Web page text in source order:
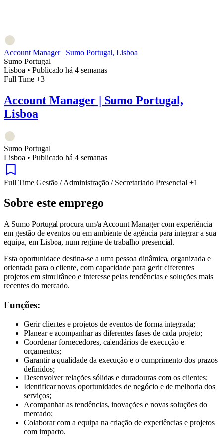
Account Manager | Sumo Portugal, Lisboa
Sumo Portugal
Lisboa • Publicado há 4 semanas
Full Time +3
Account Manager | Sumo Portugal,
Lisboa
Sumo Portugal
Lisboa • Publicado há 4 semanas
Full Time Gestão / Administração / Secretariado Presencial +1
Sobre este emprego
A Sumo Portugal procura um/a Account Manager com experiência
em gestão de eventos ou em ambiente de agência para integrar a sua
equipa, em Lisboa, num regime de trabalho presencial.
Esta oportunidade destina-se a uma pessoa dinâmica, organizada e
orientada para o cliente, com capacidade para gerir diferentes
projetos em simultâneo e interesse pelas tendências e soluções mais
recentes do mercado.
Funções:
Gerir clientes e projetos de eventos de forma integrada;
Planear e acompanhar as diferentes fases de cada projeto;
Coordenar fornecedores, calendários de execução e
orçamentos;
Garantir a qualidade da execução e o cumprimento dos prazos
definidos;
Desenvolver relações sólidas e duradouras com os clientes;
Identificar novas oportunidades de negócio e de melhoria dos
serviços;
Acompanhar as tendências, inovações e novas soluções do
mercado;
Colaborar com a equipa na criação de experiências e projetos
com impacto.